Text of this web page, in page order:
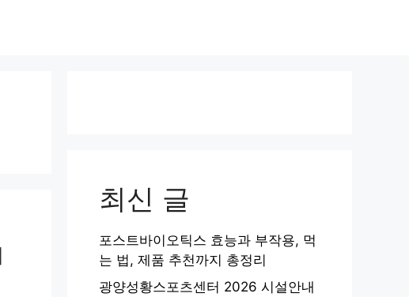
최신 글
포스트바이오틱스 효능과 부작용, 먹
는 법, 제품 추천까지 총정리
광양성황스포츠센터 2026 시설안내